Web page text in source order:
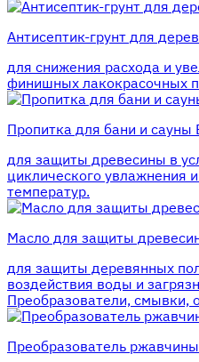
Антисептик-грунт для
для снижения расхода и
финишных лакокрасочных
Пропитка для бани и сауны
для защиты древесины в
циклического увлажнения
температур.
Масло для защиты
для защиты деревянных
воздействия воды и
Преобразователи, смывки,
Преобразователь